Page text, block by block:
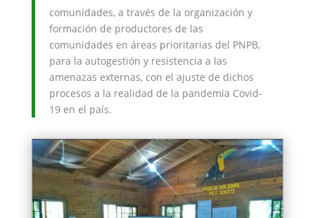
comunidades, a través de la organización y
formación de productores de las
comunidades en áreas prioritarias del PNPB,
para la autogestión y resistencia a las
amenazas externas, con el ajuste de dichos
procesos a la realidad de la pandemia Covid-
19 en el país.